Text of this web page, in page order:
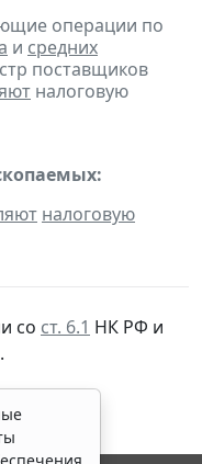
операции по
и средних
поставщиков
налоговую
налоговую
со ст. 6.1 НК РФ и
.